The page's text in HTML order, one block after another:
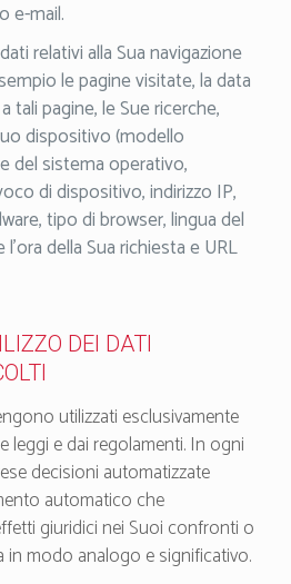
e-mail.
relativi alla Sua navigazione
le pagine visitate, la data
tali pagine, le Sue ricerche,
dispositivo (modello
del sistema operativo,
di dispositivo, indirizzo IP,
tipo di browser, lingua del
della Sua richiesta e URL
DEI DATI
utilizzati esclusivamente
leggi e dai regolamenti. In ogni
decisioni automatizzate
automatico che
giuridici nei Suoi confronti o
in modo analogo e significativo.